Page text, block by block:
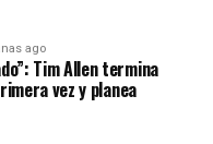
ago
Tim Allen termina
vez y planea